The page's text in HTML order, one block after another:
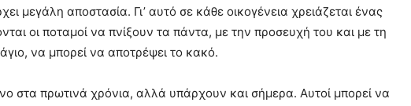
μεγάλη αποστασία. Γι’ αυτό σε κάθε οικογένεια χρειάζεται ένας
οι ποταμοί να πνίξουν τα πάντα, με την προσευχή του και με τη
να μπορεί να αποτρέψει το κακό.
στα πρωτινά χρόνια, αλλά υπάρχουν και σήμερα. Αυτοί μπορεί να